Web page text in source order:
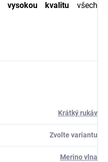
vysokou kvalitu všech
Krátký rukáv
Zvolte variantu
Merino vlna